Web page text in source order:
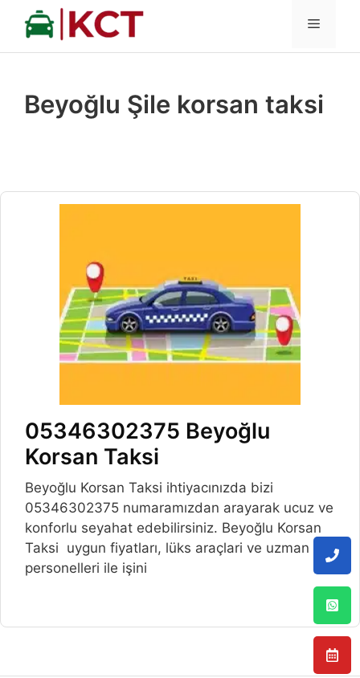
İçeriğe
MENÜ
Beyoğlu Şile korsan taksi
05346302375 Beyoğlu
Korsan Taksi
Beyoğlu Korsan Taksi ihtiyacınızda bizi
05346302375 numaramızdan arayarak ucuz ve
konforlu seyahat edebilirsiniz. Beyoğlu Korsan
Taksi uygun fiyatları, lüks araçlari ve uzman
personelleri ile işini